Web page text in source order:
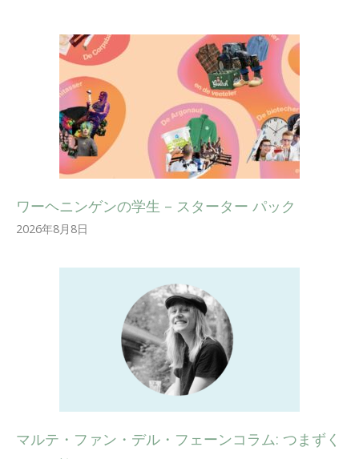
ワーヘニンゲンの学生 – スターター パック
2026年8月8日
マルテ・ファン・デル・フェーンコラム: つまずく